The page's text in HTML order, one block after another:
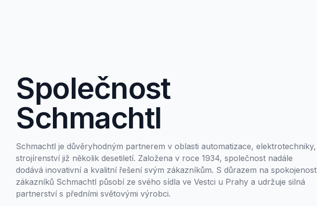
Společnost
Schmachtl
Schmachtl je důvěryhodným partnerem v oblasti automatizace, elektrotechniky,
strojírenství již několik desetiletí. Založena v roce 1934, společnost nadále
dodává inovativní a kvalitní řešení svým zákazníkům. S důrazem na spokojenost
zákazníků Schmachtl působí ze svého sídla ve Vestci u Prahy a udržuje silná
partnerství s předními světovými výrobci.